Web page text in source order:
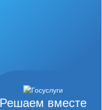
Решаем вместе